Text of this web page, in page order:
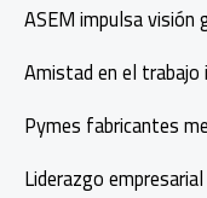
envíos
al
exterior
ASEM impulsa visión
Amistad en el
Pymes fabricantes
Liderazgo